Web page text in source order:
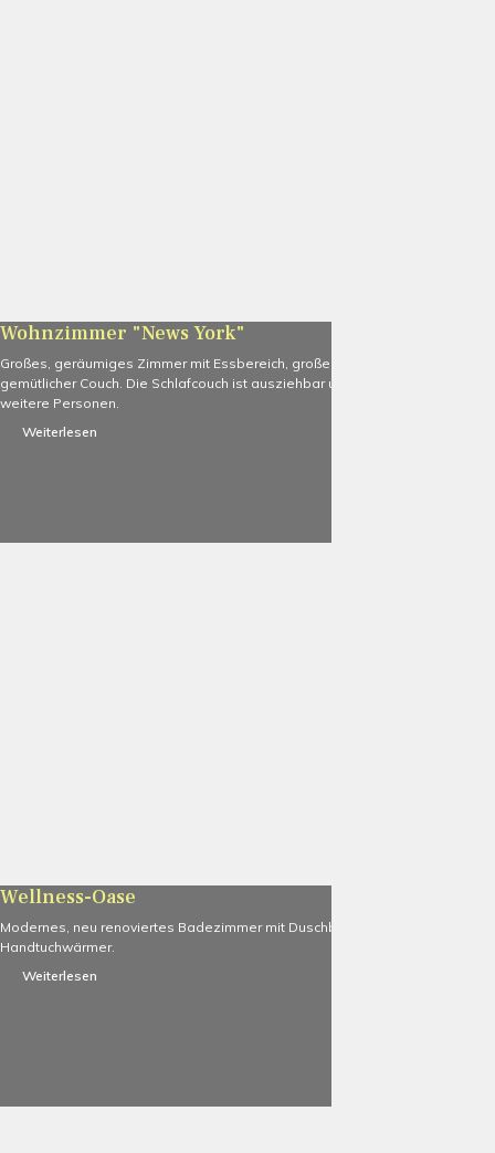
Wohnzimmer "News York"
Großes, geräumiges Zimmer mit Essbereich, großem Flat TV und
gemütlicher Couch. Die Schlafcouch ist ausziehbar und bietet Platz für 2
weitere Personen.
Weiterlesen
Wellness-Oase
Modernes, neu renoviertes Badezimmer mit Duschbadewanne und
Handtuchwärmer.
Weiterlesen